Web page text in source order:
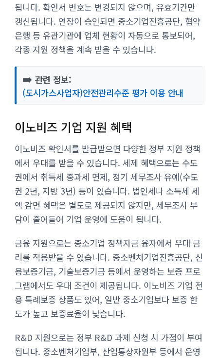
됩니다. 확인서 번호는 변경되지 않으며, 유효기간만
갱신됩니다. 연장이 승인되면 중소기업진흥공단, 협약
은행 등 유관기관에 업체 현황이 자동으로 통보되어,
각종 지원 정책을 계속 받을 수 있습니다.
➡️ 관련 정보:
(도시가스사업자)안전관리수준 평가 이용 안내
이노비즈 기업 지원 혜택
이노비즈 확인서를 발급받으면 다양한 정부 지원 정책
에서 우대를 받을 수 있습니다. 세제 혜택으로는 수도
권에서 취득세 중과세 면제, 정기 세무조사 유예(수도
권 2년, 지방 3년) 등이 있습니다. 법인세나 소득세 세
액 감면 혜택은 별도로 제공되지 않지만, 세무조사 부
담이 줄어들어 기업 운영에 도움이 됩니다.
금융 지원으로는 중소기업 정책자금 융자에서 우대 금
리를 적용받을 수 있습니다. 중소벤처기업진흥공단, 신
용보증기금, 기술보증기금 등에서 운영하는 보증 프로
그램에서도 우대 조건이 제공됩니다. 이노비즈 기업 전
용 특례보증 상품도 있어, 일반 중소기업보다 보증 한
도가 높고 보증료율이 낮습니다.
R&D 지원으로는 정부 R&D 과제 신청 시 가점이 부여
됩니다. 중소벤처기업부, 산업통상자원부 등에서 운영